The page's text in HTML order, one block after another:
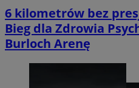
6 kilometrów bez
Bieg dla Zdrowia
Burloch Arenę